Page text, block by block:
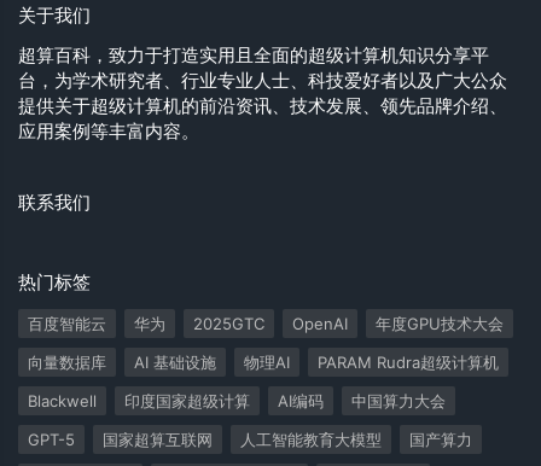
关于我们
超算百科，致力于打造实用且全面的超级计算机知识分享平
台，为学术研究者、行业专业人士、科技爱好者以及广大公众
提供关于超级计算机的前沿资讯、技术发展、领先品牌介绍、
应用案例等丰富内容。
联系我们
热门标签
百度智能云 华为 2025GTC OpenAI
年度GPU技术大会
向量数据库
AI 基础设施 物理AI
PARAM Rudra超级计算机
Blackwell
印度国家超级计算 AI编码
中国算力大会
GPT-5
国家超算互联网 人工智能教育大模型 国产算力